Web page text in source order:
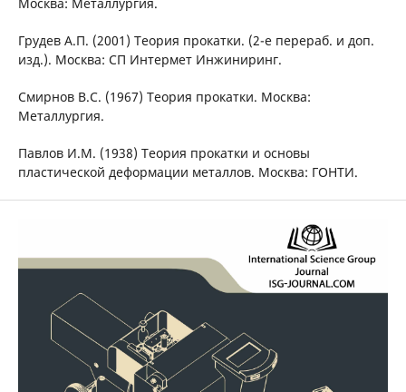
Грудев А.П. (2001) Теория прокатки. (2-е перераб. и доп.
изд.). Москва: СП Интермет Инжиниринг.
Смирнов В.С. (1967) Теория прокатки. Москва:
Металлургия.
Павлов И.М. (1938) Теория прокатки и основы
пластической деформации металлов. Москва: ГОНТИ.